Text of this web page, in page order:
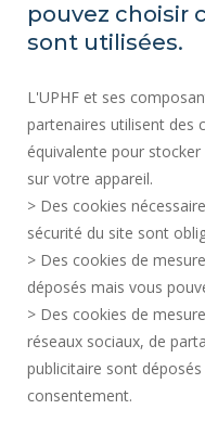
ACTES RÉGLEMENTAIRES
MARCHÉS PUBLICS
MENTIONS LÉGALES
ESPACE PRESSE
RECRUTEMENTS
PLAN DU SITE
DONNÉES
ACCESSIBILITÉ
pouvez choisir
sont utilisées.
L'UPHF et ses
partenaires utilisent des
équivalente pour
sur votre appareil.
> Des cookies
sécurité du site sont
> Des cookies de
déposés mais vous
> Des cookies de
réseaux sociaux, de
publicitaire sont
consentement.